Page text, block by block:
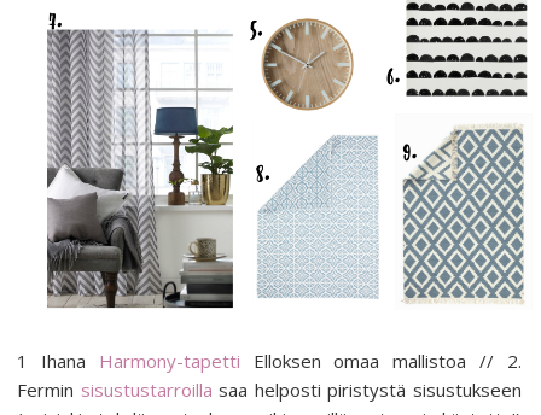
1 Ihana Harmony-tapetti Elloksen omaa mallistoa // 2.
Fermin sisustustarroilla saa helposti piristystä sisustukseen